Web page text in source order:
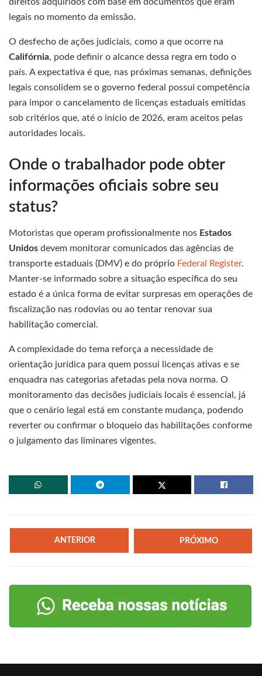
legais no momento da emissão.
O desfecho de ações judiciais, como a que ocorre na
Califórnia, pode definir o alcance dessa regra em todo o
país. A expectativa é que, nas próximas semanas, definições
legais consolidem se o governo federal possui competência
para impor o cancelamento de licenças estaduais emitidas
sob critérios que, até o início de 2026, eram aceitos pelas
autoridades locais.
Onde o trabalhador pode obter
informações oficiais sobre seu
status?
Motoristas que operam profissionalmente nos Estados
Unidos devem monitorar comunicados das agências de
transporte estaduais (DMV) e do próprio Federal Register.
Manter-se informado sobre a situação específica do seu
estado é a única forma de evitar surpresas em operações de
fiscalização nas rodovias ou ao tentar renovar sua
habilitação comercial.
A complexidade do tema reforça a necessidade de
orientação jurídica para quem possui licenças ativas e se
enquadra nas categorias afetadas pela nova norma. O
monitoramento das decisões judiciais locais é essencial, já
que o cenário legal está em constante mudança, podendo
reverter ou confirmar o bloqueio das habilitações conforme
o julgamento das liminares vigentes.
ANTERIOR PRÓXIMO